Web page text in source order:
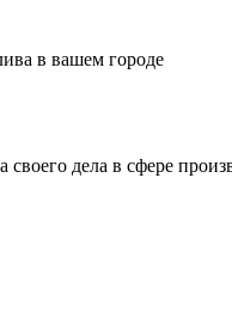
в вашем городе
дела в сфере